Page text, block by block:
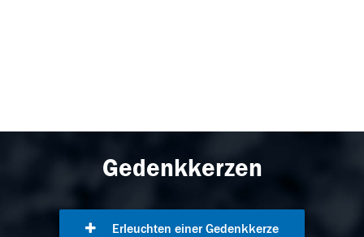
Gedenkkerzen
Erleuchten einer Gedenkkerze